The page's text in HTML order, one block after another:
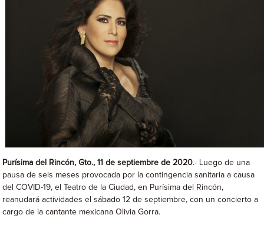
Purísima del Rincón, Gto., 11 de septiembre de 2020.- Luego de una
pausa de seis meses provocada por la contingencia sanitaria a causa
del COVID-19, el Teatro de la Ciudad, en Purísima del Rincón,
reanudará actividades el sábado 12 de septiembre, con un concierto a
cargo de la cantante mexicana Olivia Gorra.